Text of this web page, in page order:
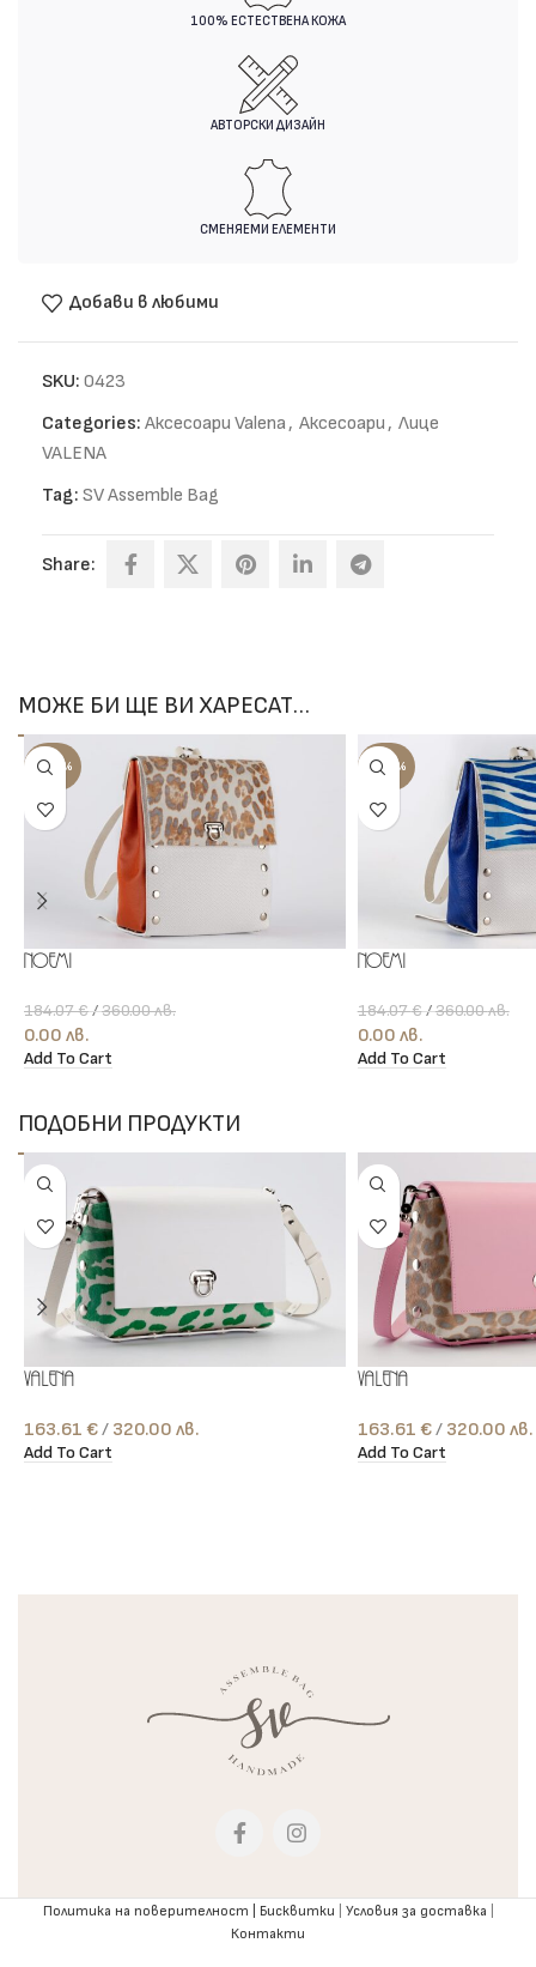
100% ЕСТЕСТВЕНА КОЖА
АВТОРСКИ ДИЗАЙН
СМЕНЯЕМИ ЕЛЕМЕНТИ
Добави в любими
SKU: 0423
Categories: Аксесоари Valena, Аксесоари, Лице
VALENA
Tag: SV Assemble Bag
Share:
МОЖЕ БИ ЩЕ ВИ ХАРЕСАТ…
-100%
Noemi
184.07€/360.00лв.
0.00лв.
Add To Cart
-100%
Noemi
184.07€/360.00лв.
0.00 лв.
Add To Cart
ПОДОБНИ ПРОДУКТИ
Valena
163.61€ лв.
Add To Cart
Valena
163.61 € лв.
Add To Cart
Политика на поверителност | Бисквитки Условия за доставка
Контакти